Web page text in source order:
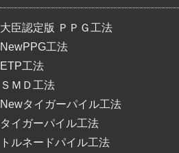
大臣認定版 ＰＰＧ工法
NewPPG工法
ETP工法
ＳＭＤ工法
Newタイガーパイル工法
タイガーパイル工法
トルネードパイル工法